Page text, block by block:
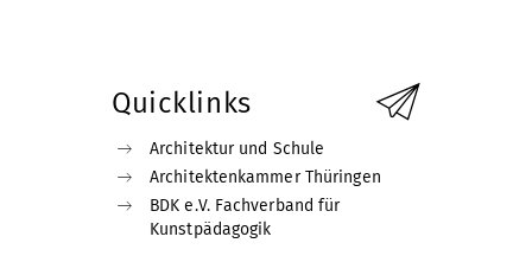
Quicklinks
Architektur und Schule
Architektenkammer Thüringen
BDK e.V. Fachverband für
Kunstpädagogik